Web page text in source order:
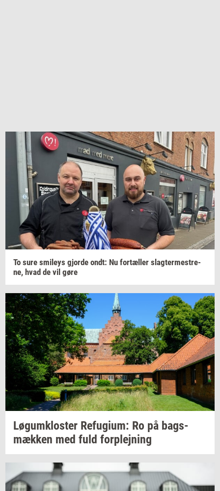
To sure smileys gjor­de ondt: Nu for­tæl­ler slag­ter­me­stre­
ne, hvad de vil gøre
Løgum­klo­ster Re­fu­gi­um: Ro på bags­
mæk­ken med fuld for­plej­ning